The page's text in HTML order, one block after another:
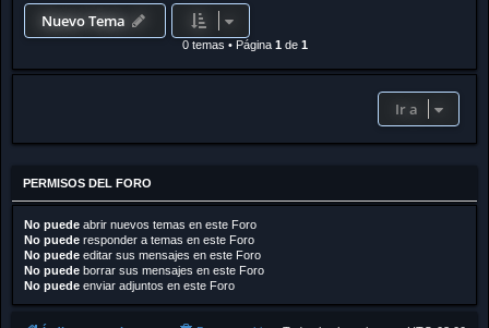
Nuevo Tema
0 temas • Página 1 de 1
Ir a
PERMISOS DEL FORO
No puede abrir nuevos temas en este Foro
No puede responder a temas en este Foro
No puede editar sus mensajes en este Foro
No puede borrar sus mensajes en este Foro
No puede enviar adjuntos en este Foro